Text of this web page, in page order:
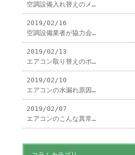
空調設備入れ替えのメ…
2019/02/16
空調設備業者が協力会…
2019/02/13
エアコン取り替えのポ…
2019/02/10
エアコンの水漏れ原因…
2019/02/07
エアコンのこんな異常…